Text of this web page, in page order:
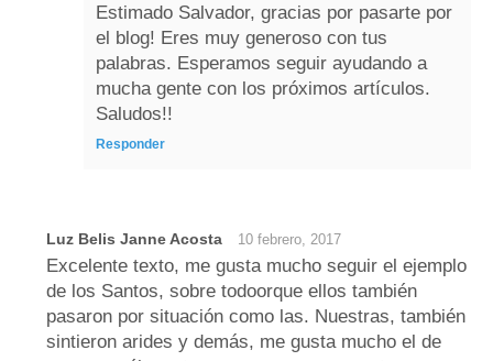
Estimado Salvador, gracias por pasarte por
el blog! Eres muy generoso con tus
palabras. Esperamos seguir ayudando a
mucha gente con los próximos artículos.
Saludos!!
Responder
Luz Belis Janne Acosta 10 febrero, 2017
Excelente texto, me gusta mucho seguir el ejemplo
de los Santos, sobre todoorque ellos también
pasaron por situación como las. Nuestras, también
sintieron arides y demás, me gusta mucho el de